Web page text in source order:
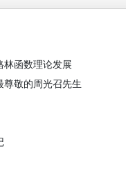
函数理论发展
敬的周光召先生